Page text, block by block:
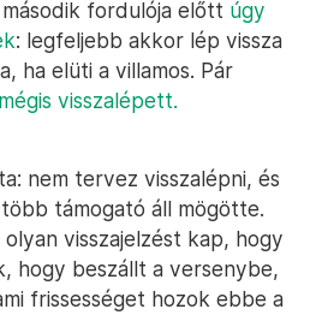
fordulója előtt úgy
: legfeljebb akkor lép vissza
ha elüti a villamos. Pár
visszalépett.
nem tervez visszalépni, és
támogató áll mögötte.
visszajelzést kap, hogy
hogy beszállt a versenybe,
frissességet hozok ebbe a